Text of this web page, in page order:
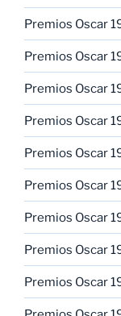
Premios Oscar
Premios Oscar
Premios Oscar
Premios Oscar
Premios Oscar
Premios Oscar
Premios Oscar
Premios Oscar
Premios Oscar